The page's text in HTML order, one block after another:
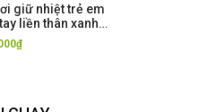
giữ nhiệt trẻ em
liền thân xanh
vải dày 2.5mm,